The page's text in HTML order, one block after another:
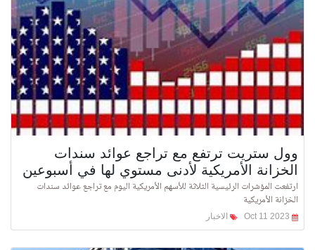
وول ستريت ترتفع مع تراجع عوائد سندات
الخزانة الأمريكية لأدنى مستوي لها في أسبوعين
ارتفعت المؤشرات الرئيسية الثلاثة للأسهم الأمريكية اليوم مع تراجع عوائد سندات
الخزانة الأمريكية
الاخبار